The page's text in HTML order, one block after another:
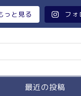
っと見る フォ
最近の投稿